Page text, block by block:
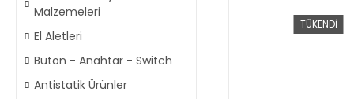
Malzemeleri
El Aletleri
Buton - Anahtar - Switch
Antistatik Ürünler
TÜKENDİ